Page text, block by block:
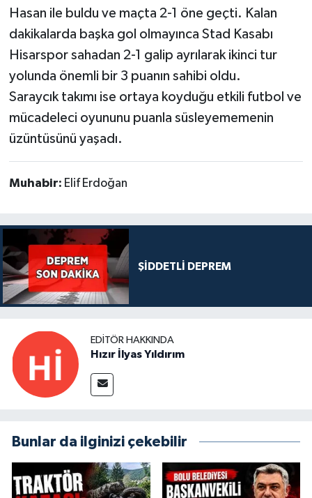
Hasan ile buldu ve maçta 2-1 öne geçti. Kalan
dakikalarda başka gol olmayınca Stad Kasabı
Hisarspor sahadan 2-1 galip ayrılarak ikinci tur
yolunda önemli bir 3 puanın sahibi oldu.
Saraycık takımı ise ortaya koyduğu etkili futbol ve
mücadeleci oyununu puanla süsleyememenin
üzüntüsünü yaşadı.
Muhabir: Elif Erdoğan
ŞİDDETLİ DEPREM
EDITÖR HAKKINDA
Hızır İlyas Yıldırım
Bunlar da ilginizi çekebilir